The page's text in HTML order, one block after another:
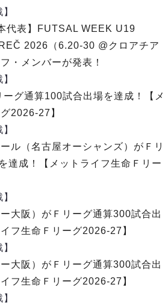
選手
ル
ート
ート成功率
Ｆ２リーグ
選手
ート
ート成功率
１リーグ
道
クFC
州
２リーグ
台
ARENA
US
について
ール
録
録
録
代表】FUTSAL WEEK U19
2026（6.20-30 @クロアチア
・メンバーが発表！
グ通算100試合出場を達成！【メ
2026-27】
ル（名古屋オーシャンズ）がＦリ
達成！【メットライフ生命Ｆリー
大阪）がＦリーグ通算300試合出
フ生命Ｆリーグ2026-27】
大阪）がＦリーグ通算300試合出
フ生命Ｆリーグ2026-27】